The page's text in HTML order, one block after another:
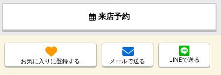
来店予約
お気に入りに登録する メールで送る LINEで送る